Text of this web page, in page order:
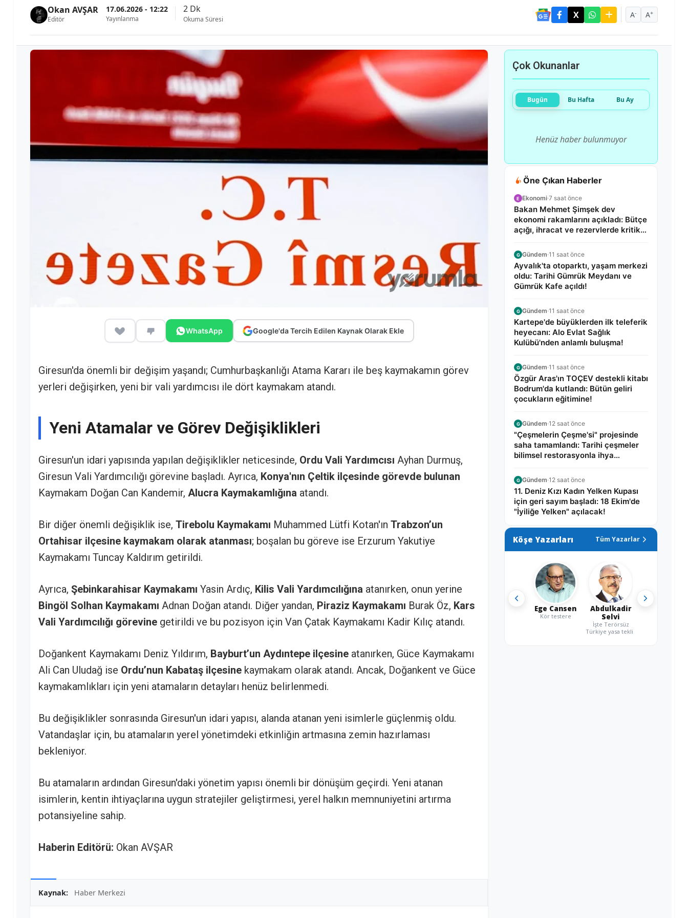
Okan AVŞAR
Editör
17.06.2026 - 12:22
Yayınlanma
2 Dk
Okuma Süresi A- A+
WhatsApp Google'da Tercih Edilen Kaynak Olarak Ekle
Giresun'da önemli bir değişim yaşandı; Cumhurbaşkanlığı Atama Kararı ile beş kaymakamın görev
yerleri değişirken, yeni bir vali yardımcısı ile dört kaymakam atandı.
Yeni Atamalar ve Görev Değişiklikleri
Giresun'un idari yapısında yapılan değişiklikler neticesinde, Ordu Vali Yardımcısı Ayhan Durmuş,
Giresun Vali Yardımcılığı görevine başladı. Ayrıca, Konya'nın Çeltik ilçesinde görevde bulunan
Kaymakam Doğan Can Kandemir, Alucra Kaymakamlığına atandı.
Bir diğer önemli değişiklik ise, Tirebolu Kaymakamı Muhammed Lütfi Kotan'ın Trabzon’un
Ortahisar ilçesine kaymakam olarak atanması; boşalan bu göreve ise Erzurum Yakutiye
Kaymakamı Tuncay Kaldırım getirildi.
Ayrıca, Şebinkarahisar Kaymakamı Yasin Ardıç, Kilis Vali Yardımcılığına atanırken, onun yerine
Bingöl Solhan Kaymakamı Adnan Doğan atandı. Diğer yandan, Piraziz Kaymakamı Burak Öz, Kars
Vali Yardımcılığı görevinegetirildi ve bu pozisyon için Van Çatak Kaymakamı Kadir Kılıç atandı.
Doğankent Kaymakamı Deniz Yıldırım, Bayburt’un Aydıntepe ilçesineatanırken, Güce Kaymakamı
Ali Can Uludağ ise Ordu’nun Kabataş ilçesinekaymakam olarak atandı. Ancak, Doğankent ve Güce
kaymakamlıkları için yeni atamaların detayları henüz belirlenmedi.
Bu değişiklikler sonrasında Giresun'un idari yapısı, alanda atanan yeni isimlerle güçlenmiş oldu.
Vatandaşlar için, bu atamaların yerel yönetimdeki etkinliğin artmasına zemin hazırlaması
bekleniyor.
Bu atamaların ardından Giresun'daki yönetim yapısı önemli bir dönüşüm geçirdi. Yeni atanan
isimlerin, kentin ihtiyaçlarına uygun stratejiler geliştirmesi, yerel halkın memnuniyetini artırma
potansiyeline sahip.
Haberin Editörü: Okan AVŞAR
Kaynak: Haber Merkezi
Çok Okunanlar
Bugün Bu Hafta Bu Ay
Henüz haber bulunmuyor
Öne Çıkan Haberler
E Ekonomi·7 saat önce
Bakan Mehmet Şimşek dev
ekonomi rakamlarını açıkladı: Bütçe
açığı, ihracat ve rezervlerde kritik
G Gündem·11 saat önce
Ayvalık'ta otoparktı, yaşam merkezi
oldu: Tarihi Gümrük Meydanı ve
Gümrük Kafe açıldı!
G Gündem·11 saat önce
Kartepe'de büyüklerden ilk teleferik
heyecanı: Alo Evlat Sağlık
Kulübü'nden anlamlı buluşma!
G Gündem·11 saat önce
Özgür Aras'ın TOÇEV destekli kitabı
Bodrum'da kutlandı: Bütün geliri
çocukların eğitimine!
G Gündem·12 saat önce
"Çeşmelerin Çeşme'si" projesinde
saha tamamlandı: Tarihi çeşmeler
bilimsel restorasyonla ihya
G Gündem·12 saat önce
11. Deniz Kızı Kadın Yelken Kupası
için geri sayım başladı: 18 Ekim'de
"İyiliğe Yelken" açılacak!
Köşe Yazarları Tüm Yazarlar
Ege Cansen
Kör testere
Abdulkadir
Selvi
İşte Terörsüz
Türkiye yasa teklifi